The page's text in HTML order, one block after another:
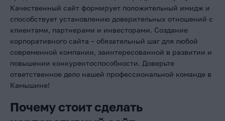
Качественный сайт формирует положительный имидж и
способствует установлению доверительных отношений с
клиентами, партнерами и инвесторами. Создание
корпоративного сайта – обязательный шаг для любой
современной компании, заинтересованной в развитии и
повышении конкурентоспособности. Доверьте
ответственное дело нашей профессиональной команде в
Камышине!
Почему стоит сделать